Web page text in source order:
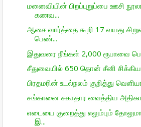
மனைவியின் பிறப்புறுப்பை ஊசி
கணவ...
ஆசை வார்த்தை கூறி 17 வயது
பெண்...
இதுவரை நீங்கள் 2,000 ரூபாவை
சீதுவையில் 650 தொன் சீனி
பிரதமரின் உடல்நலம் குறித்து
சங்கானை சுகாதார வைத்திய அதிகாரி
எடையை குறைத்து எலும்பும்
இ...